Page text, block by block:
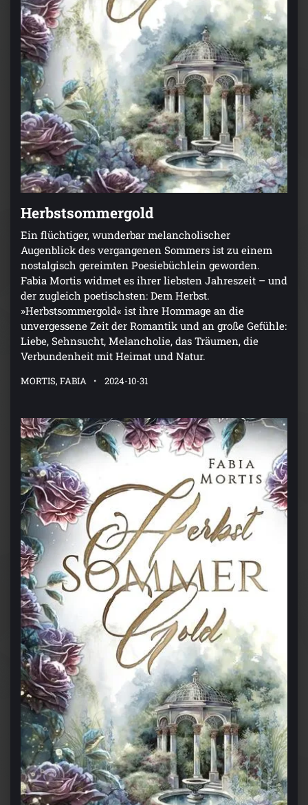
Herbstsommergold
Ein flüchtiger, wunderbar melancholischer
Augenblick des vergangenen Sommers ist zu einem
nostalgisch gereimten Poesiebüchlein geworden.
Fabia Mortis widmet es ihrer liebsten Jahreszeit – und
der zugleich poetischsten: Dem Herbst.
»Herbstsommergold« ist ihre Hommage an die
unvergessene Zeit der Romantik und an große Gefühle:
Liebe, Sehnsucht, Melancholie, das Träumen, die
Verbundenheit mit Heimat und Natur.
MORTIS, FABIA 2024-10-31